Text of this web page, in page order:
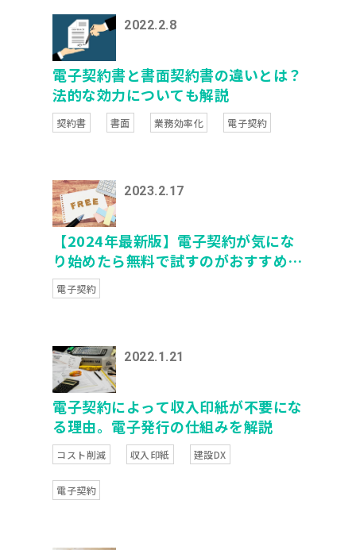
2022.2.8
電子契約書と書面契約書の違いとは？
法的な効力についても解説
契約書 書面 業務効率化 電子契約
2023.2.17
【2024年最新版】電子契約が気にな
り始めたら無料で試すのがおすすめ！
無料で使える電子契約サービス6選を
徹底解説！
電子契約
2022.1.21
電子契約によって収入印紙が不要にな
る理由。電子発行の仕組みを解説
コスト削減 収入印紙 建設DX
電子契約